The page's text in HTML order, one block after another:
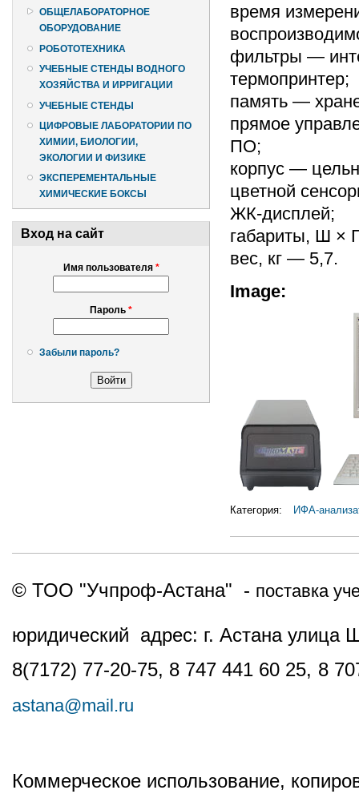
ОБЩЕЛАБОРАТОРНОЕ
ОБОРУДОВАНИЕ
РОБОТОТЕХНИКА
УЧЕБНЫЕ СТЕНДЫ ВОДНОГО
ХОЗЯЙСТВА И ИРРИГАЦИИ
УЧЕБНЫЕ СТЕНДЫ
ЦИФРОВЫЕ ЛАБОРАТОРИИ ПО
ХИМИИ, БИОЛОГИИ,
ЭКОЛОГИИ И ФИЗИКЕ
ЭКСПЕРЕМЕНТАЛЬНЫЕ
ХИМИЧЕСКИЕ БОКСЫ
Вход на сайт
Имя пользователя *
Пароль *
Забыли пароль?
время
фильтры —
термопринтер;
память —
прямое
ПО;
корпус —
цветной
ЖК-дисплей;
габариты, Ш ×
вес, кг — 5,7.
Image:
Категория: ИФА-
© ТОО "Учпроф-Астана" - поставка
юридический адрес: г. Астана
8(7172) 77-20-75, 8 747 441 60 25, 8
astana@mail.ru
Коммерческое использование,